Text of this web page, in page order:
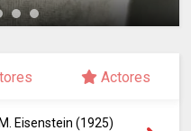
Actores
Eisenstein (1925)